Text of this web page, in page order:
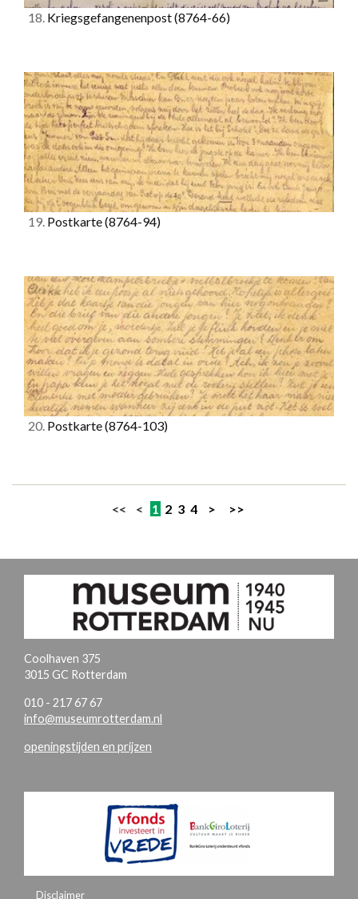
18. Kriegsgefangenenpost(8764-66)
19. Postkarte(8764-94)
20. Postkarte(8764-103)
<< < 1 2 3 4 > >>
Coolhaven 375
3015 GC Rotterdam
010 - 217 67 67
info@museumrotterdam.nl
openingstijden en prijzen
Disclaimer